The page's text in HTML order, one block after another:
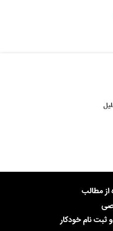
از مطالب
ثبت نام خودکار